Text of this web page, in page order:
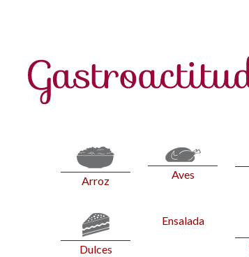
Arroz Aves
Dulces
Ensalada